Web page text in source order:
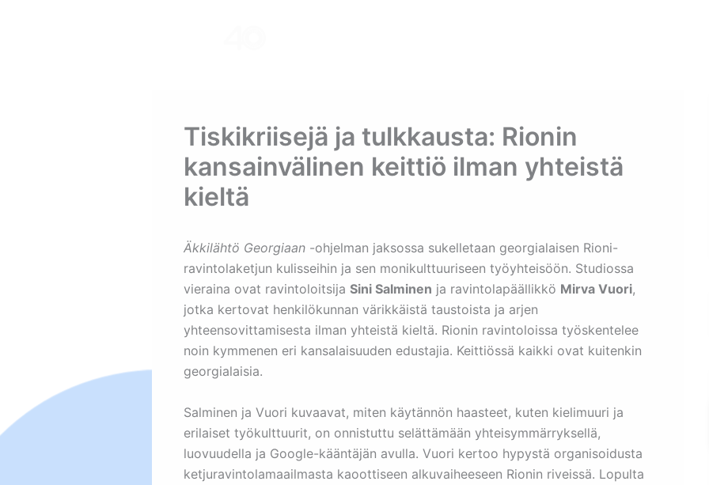
Tiskikriisejä ja tulkkausta: Rionin
kansainvälinen keittiö ilman yhteistä
kieltä
Äkkilähtö Georgiaan -ohjelman jaksossa sukelletaan georgialaisen Rioni-
ravintolaketjun kulisseihin ja sen monikulttuuriseen työyhteisöön. Studiossa
vieraina ovat ravintoloitsija Sini Salminen ja ravintolapäällikkö Mirva Vuori,
jotka kertovat henkilökunnan värikkäistä taustoista ja arjen
yhteensovittamisesta ilman yhteistä kieltä. Rionin ravintoloissa työskentelee
noin kymmenen eri kansalaisuuden edustajia. Keittiössä kaikki ovat kuitenkin
georgialaisia.
Salminen ja Vuori kuvaavat, miten käytännön haasteet, kuten kielimuuri ja
erilaiset työkulttuurit, on onnistuttu selättämään yhteisymmärryksellä,
luovuudella ja Google-kääntäjän avulla. Vuori kertoo hypystä organisoidusta
ketjuravintolamaailmasta kaoottiseen alkuvaiheeseen Rionin riveissä. Lopulta